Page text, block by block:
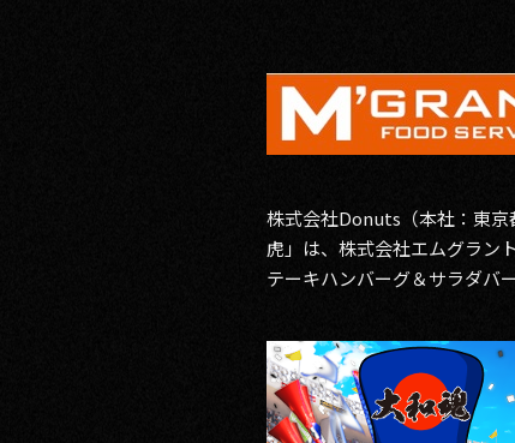
RECRUIT
CONTACT
PRIVACY POLICY
株式会社Donuts（本社：東
虎」は、株式会社エムグラン
テーキハンバーグ＆サラダバ